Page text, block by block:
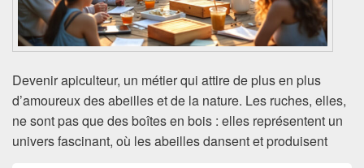
Devenir apiculteur, un métier qui attire de plus en plus
d’amoureux des abeilles et de la nature. Les ruches, elles,
ne sont pas que des boîtes en bois : elles représentent un
univers fascinant, où les abeilles dansent et produisent